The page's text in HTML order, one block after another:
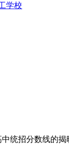
学校
统招分数线